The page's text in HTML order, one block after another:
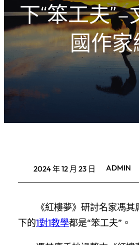
下“笨工夫
國作家
2024 年 12 月 23 日 ADMIN
《紅樓夢》研討名家馮其
下的1對1教學都是“笨工夫”。